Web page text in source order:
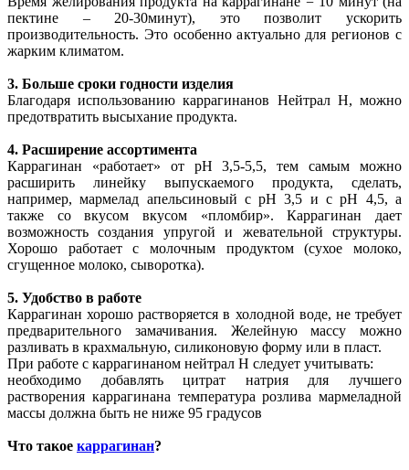
пектине – 20-30минут), это позволит ускорить
производительность. Это особенно актуально для регионов с
жарким климатом.
3. Больше сроки годности изделия
Благодаря использованию каррагинанов Нейтрал Н, можно
предотвратить высыхание продукта.
4. Расширение ассортимента
Каррагинан «работает» от рН 3,5-5,5, тем самым можно
расширить линейку выпускаемого продукта, сделать,
например, мармелад апельсиновый с рН 3,5 и с рН 4,5, а
также со вкусом вкусом «пломбир». Каррагинан дает
возможность создания упругой и жевательной структуры.
Хорошо работает с молочным продуктом (сухое молоко,
сгущенное молоко, сыворотка).
5. Удобство в работе
Каррагинан хорошо растворяется в холодной воде, не требует
предварительного замачивания. Желейную массу можно
разливать в крахмальную, силиконовую форму или в пласт.
При работе с каррагинаном нейтрал Н следует учитывать:
необходимо добавлять цитрат натрия для лучшего
растворения каррагинана температура розлива мармеладной
массы должна быть не ниже 95 градусов
Что такое каррагинан?